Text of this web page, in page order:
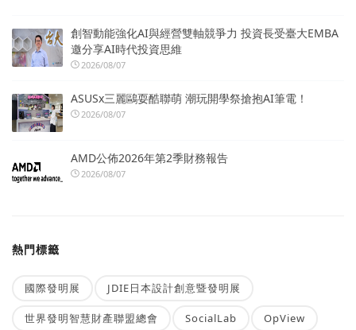
創智動能強化AI與經營雙軸競爭力 投資長受臺大EMBA
邀分享AI時代投資思維
2026/08/07
ASUSx三麗鷗耍酷聯萌 潮玩開學祭搶抱AI筆電！
2026/08/07
AMD公佈2026年第2季財務報告
2026/08/07
熱門標籤
國際發明展 JDIE日本設計創意暨發明展
世界發明智慧財產聯盟總會 SocialLab OpView